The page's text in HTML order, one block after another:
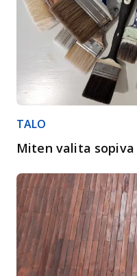
TALO
Miten valita